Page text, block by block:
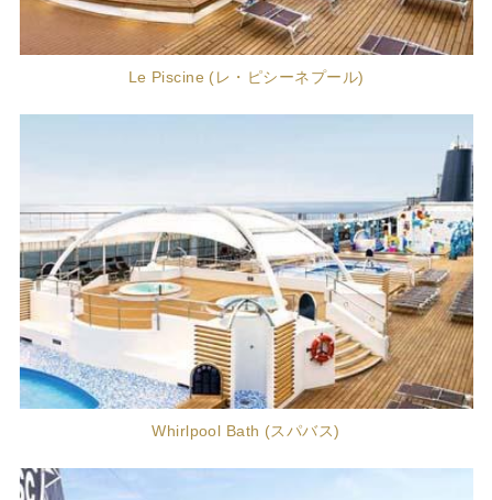
Le Piscine (レ・ピシーネプール)
Whirlpool Bath (スパバス)